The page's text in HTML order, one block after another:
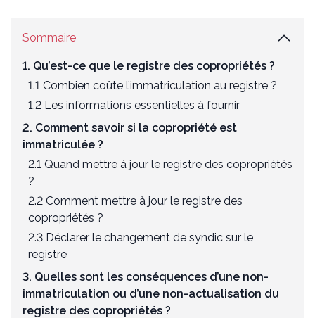
Sommaire
1. Qu’est-ce que le registre des copropriétés ?
1.1 Combien coûte l’immatriculation au registre ?
1.2 Les informations essentielles à fournir
2. Comment savoir si la copropriété est
immatriculée ?
2.1 Quand mettre à jour le registre des copropriétés
?
2.2 Comment mettre à jour le registre des
copropriétés ?
2.3 Déclarer le changement de syndic sur le
registre
3. Quelles sont les conséquences d’une non-
immatriculation ou d’une non-actualisation du
registre des copropriétés ?